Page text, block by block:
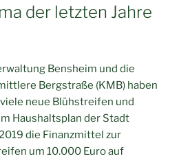
der letzten Jahre
Bensheim und die
Bergstraße (KMB) haben
neue Blühstreifen und
Haushaltsplan der Stadt
die Finanzmittel zur
um 10.000 Euro auf